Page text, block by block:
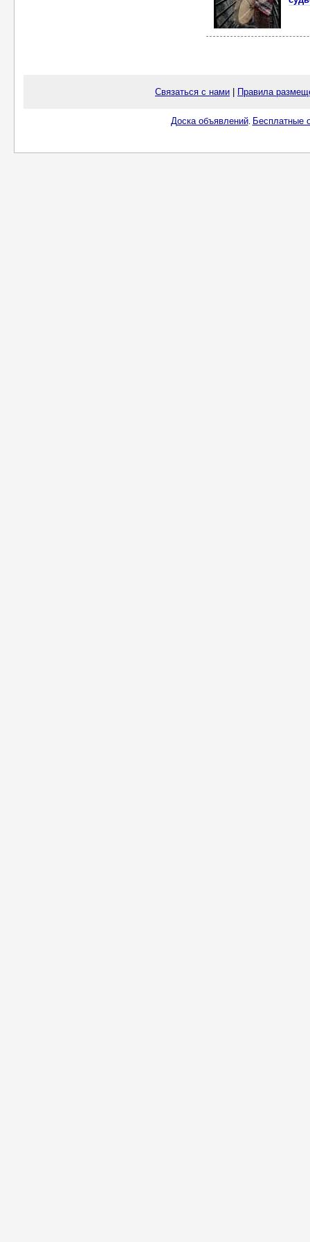
Связаться с нами Правила
Доска объявлений. Бесплатные